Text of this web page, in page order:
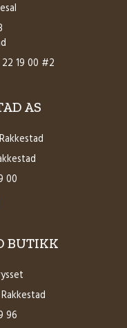
19 00 #2
AS
00
BUTIKK
96